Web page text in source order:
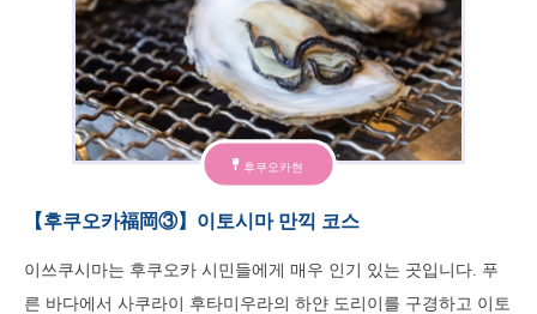
후쿠오카현
【후쿠오카福岡③】이토시마 만끽 코스
이쓰쿠시마는 후쿠오카 시민들에게 매우 인기 있는 곳입니다. 푸
른 바다에서 사쿠라이 후타미우라의 하얀 도리이를 구경하고 이토